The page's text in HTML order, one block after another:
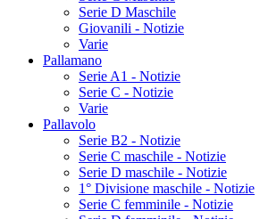
Serie D Maschile
Giovanili - Notizie
Varie
Pallamano
Serie A1 - Notizie
Serie C - Notizie
Varie
Pallavolo
Serie B2 - Notizie
Serie C maschile - Notizie
Serie D maschile - Notizie
1° Divisione maschile - Notizie
Serie C femminile - Notizie